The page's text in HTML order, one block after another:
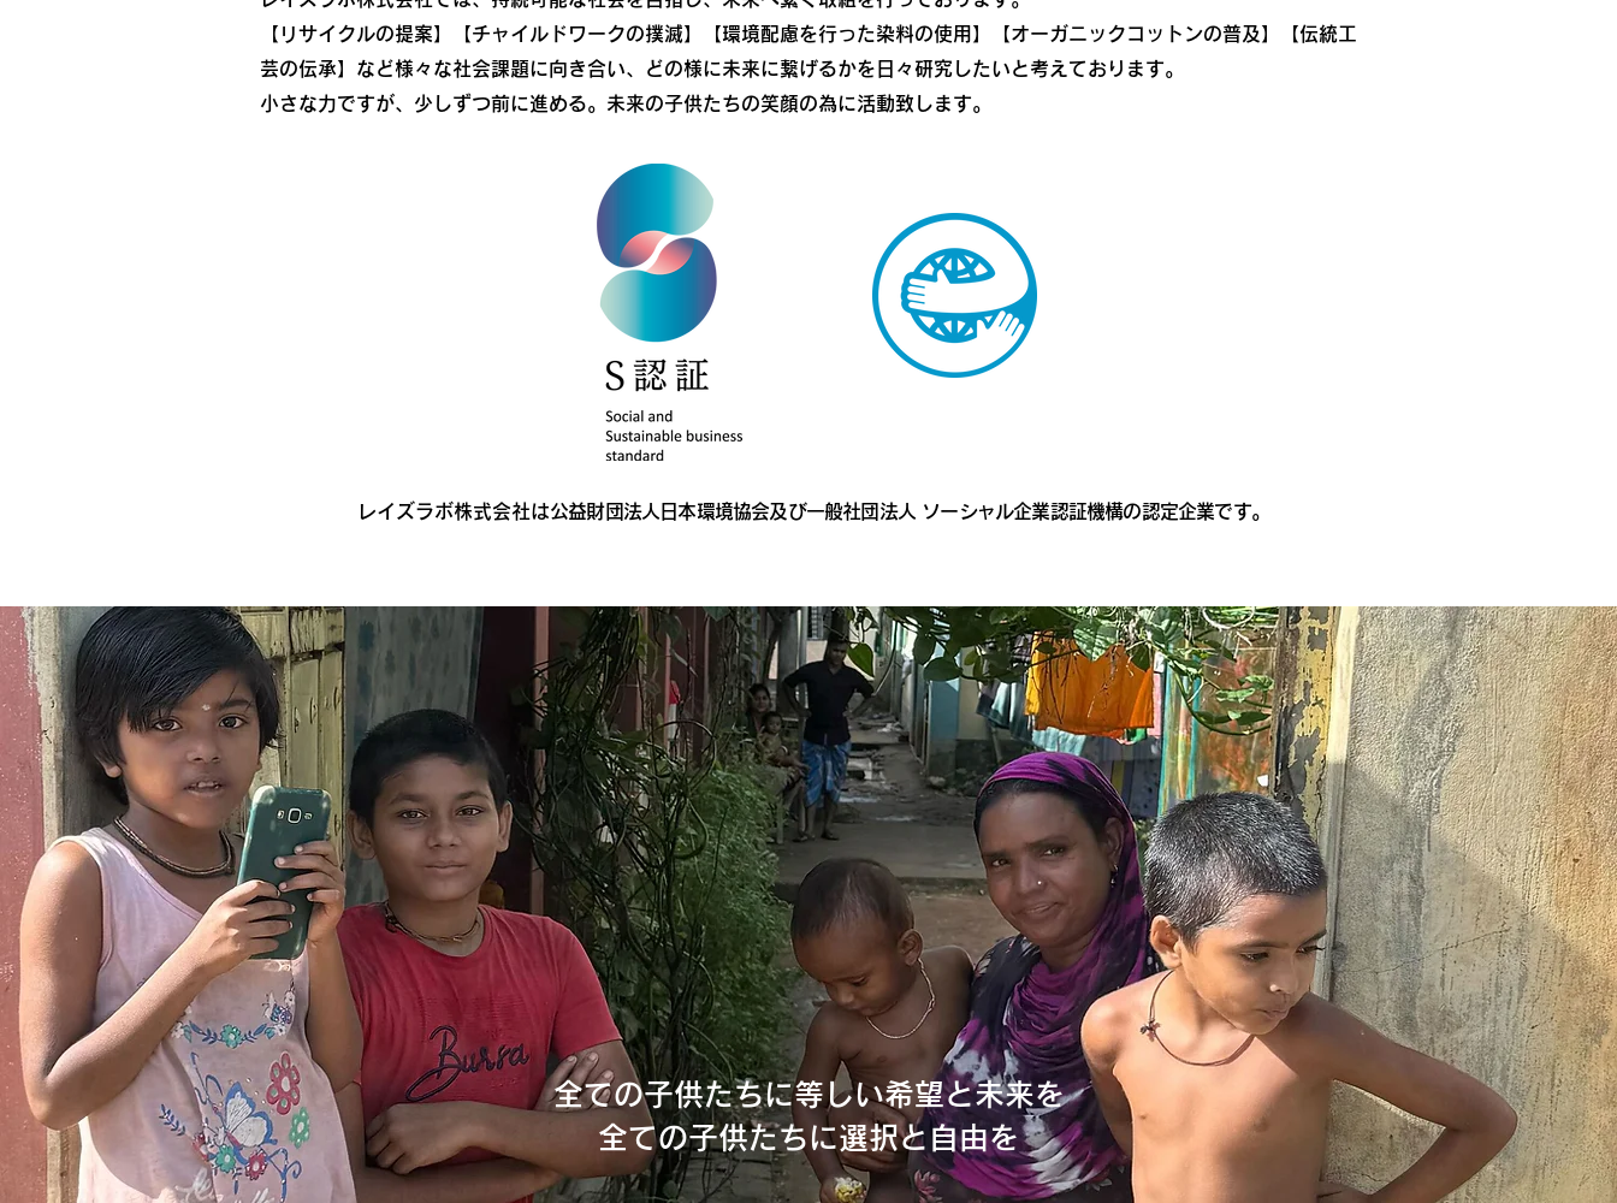
【リサイクルの提案】【チャイルドワークの撲滅】【環境配慮を行った染料の使用】【オーガニックコットンの普及】【伝統工
芸の伝承】など様々な社会課題に向き合い、どの様に未来に繋げるかを日々研究したいと考えております。
​小さな力ですが、少しずつ前に進める。未来の子供たちの笑顔の為に活動致します。
​レイズラボ株式会社は公益財団法人日本環境協会及び一般社団法人 ソーシャル企業認証機構の認定企業です。
全ての子供たちに等しい希望と未来を
全ての子供たちに選択と自由を